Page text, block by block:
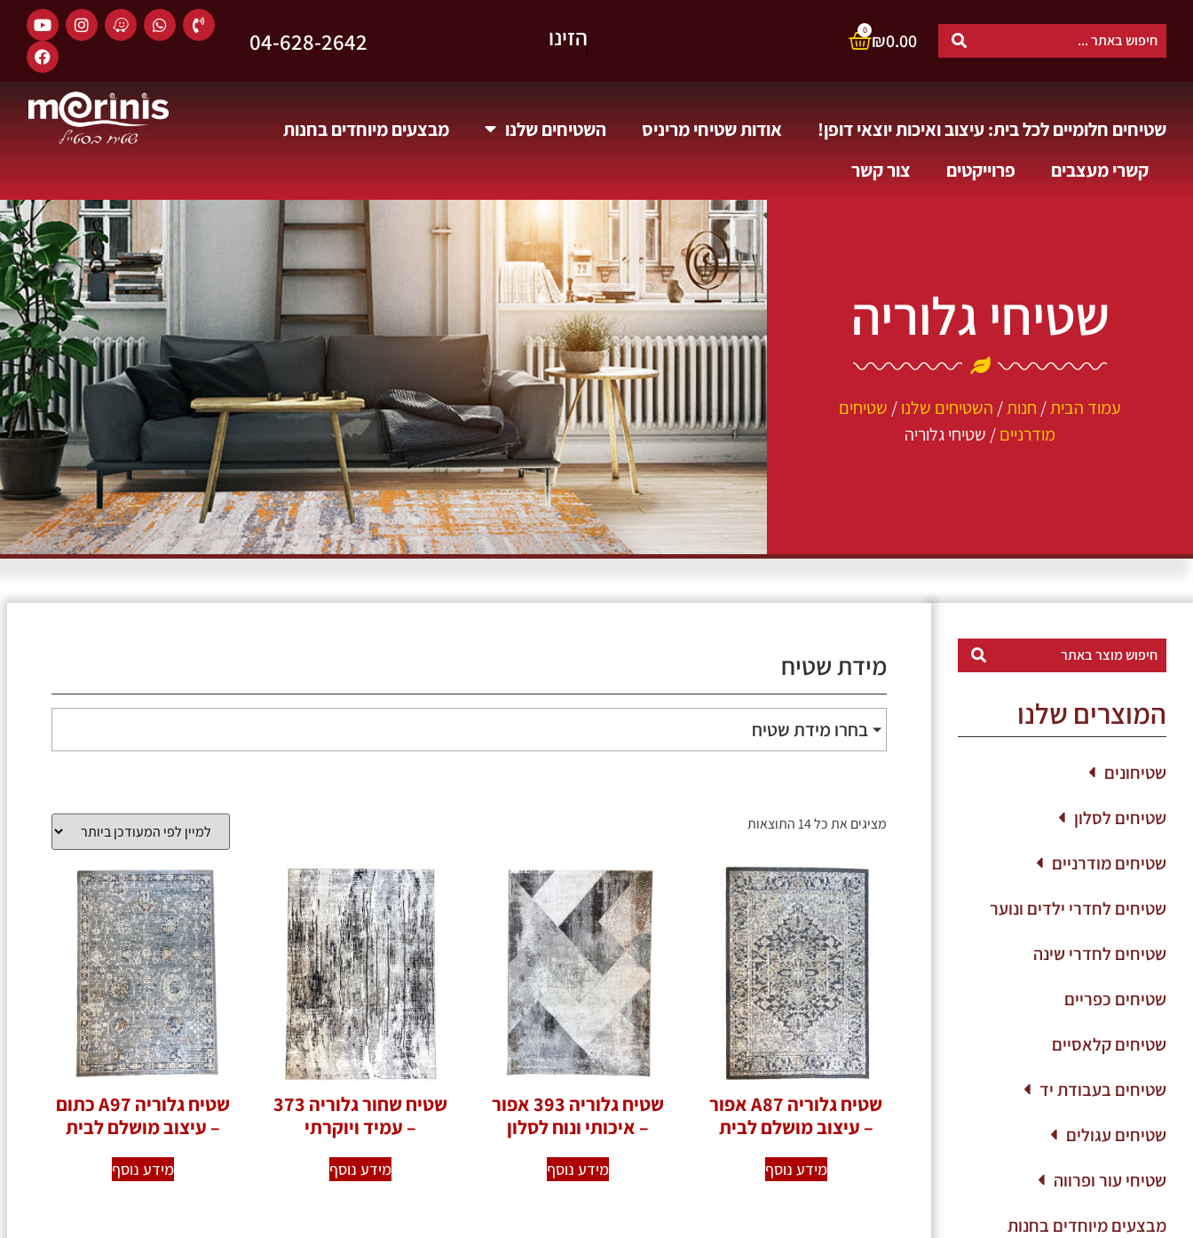
₪0.00
0
04-628-2642
שטיחים חלומיים לכל בית: עיצוב ואיכות יוצאי דופן! אודות שטיחי מריניס השטיחים שלנו
מבצעים מיוחדים בחנות
קשרי מעצבים
פרוייקטים צור קשר
שטיחי גלוריה
עמוד הבית/ חנות/ השטיחים שלנו/ שטיחים
מודרניים/ שטיחי גלוריה
המוצרים שלנו
שטיחונים
שטיחים לסלון
שטיחים מודרניים
שטיחים לחדרי ילדים ונוער
שטיחים לחדרי שינה
שטיחים כפריים
שטיחים קלאסיים
שטיחים בעבודת יד
שטיחים עגולים
שטיחי עור ופרווה
מבצעים מיוחדים בחנות
מידת שטיח
בחרו מידת שטיח
מציגים את כל ⁦14⁩ התוצאות
שטיח גלוריה A87 אפור
– עיצוב מושלם לבית
מידע נוסף
שטיח גלוריה 393 אפור
– איכותי ונוח לסלון
מידע נוסף
שטיח שחור גלוריה 373
– עמיד ויוקרתי
מידע נוסף
שטיח גלוריה A97 כתום
– עיצוב מושלם לבית
מידע נוסף